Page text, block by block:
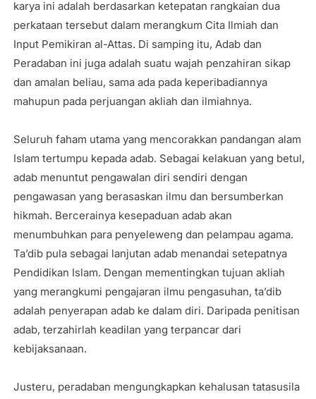
karya ini adalah berdasarkan ketepatan rangkaian dua
perkataan tersebut dalam merangkum Cita Ilmiah dan
Input Pemikiran al-Attas. Di samping itu, Adab dan
Peradaban ini juga adalah suatu wajah penzahiran sikap
dan amalan beliau, sama ada pada keperibadiannya
mahupun pada perjuangan akliah dan ilmiahnya.
Seluruh faham utama yang mencorakkan pandangan alam
Islam tertumpu kepada adab. Sebagai kelakuan yang betul,
adab menuntut pengawalan diri sendiri dengan
pengawasan yang berasaskan ilmu dan bersumberkan
hikmah. Bercerainya kesepaduan adab akan
menumbuhkan para penyeleweng dan pelampau agama.
Ta’dib pula sebagai lanjutan adab menandai setepatnya
Pendidikan Islam. Dengan mementingkan tujuan akliah
yang merangkumi pengajaran ilmu pengasuhan, ta’dib
adalah penyerapan adab ke dalam diri. Daripada penitisan
adab, terzahirlah keadilan yang terpancar dari
kebijaksanaan.
Justeru, peradaban mengungkapkan kehalusan tatasusila